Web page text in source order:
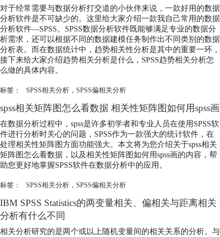
对于经常需要与数据分析打交道的小伙伴来说，一款好用的数据
分析软件是不可缺少的。这里给大家介绍一款我自己常用的数据
分析软件—SPSS。SPSS数据分析软件既能够满足专业的数据分
析需求，还可以根据不同的数据建模任务制作出不同类别的数据
分析表。而在数据统计中，趋势相关性分析是其中的重要一环，
接下来给大家介绍趋势相关分析是什么，SPSS趋势相关分析怎
么做的具体内容。
标签： SPSS相关分析， SPSS偏相关分析
spss相关矩阵图怎么看数据 相关性矩阵图如何用spss画
在数据分析过程中，spss是许多初学者和专业人员在使用SPSS软
件进行分析时关心的问题，SPSS作为一款强大的统计软件，在
处理相关性矩阵图方面功能强大。本文将为您介绍关于spss相关
矩阵图怎么看数据，以及相关性矩阵图如何用spss画的内容，帮
助您更好地掌握SPSS软件在数据分析中的应用。
标签： SPSS相关分析， SPSS偏相关分析
IBM SPSS Statistics的两变量相关、偏相关与距离相关
分析有什么不同
相关分析研究的是两个或以上随机变量间的相关关系的分析。与